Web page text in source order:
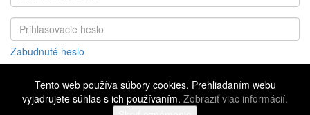
Zabudnuté heslo
2016 - 2026 Cognac Embassy
Tento web používa súbory cookies. Prehliadaním webu
vyjadrujete súhlas s ich používaním. Zobraziť viac informácií.